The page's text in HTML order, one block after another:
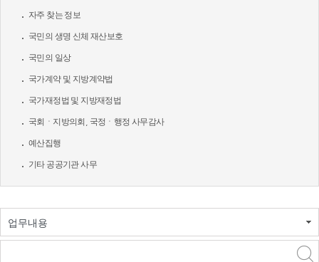
자주 찾는 정보
국민의 생명 신체 재산보호
국민의 일상
국가계약 및 지방계약법
국가재정법 및 지방재정법
국회ㆍ지방의회, 국정ㆍ행정 사무감사
예산집행
기타 공공기관 사무
업무내용